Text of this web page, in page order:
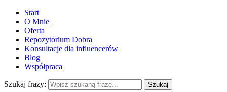
Start
O Mnie
Oferta
Repozytorium Dobra
Konsultacje dla influencerów
Blog
Współpraca
Szukaj frazy: